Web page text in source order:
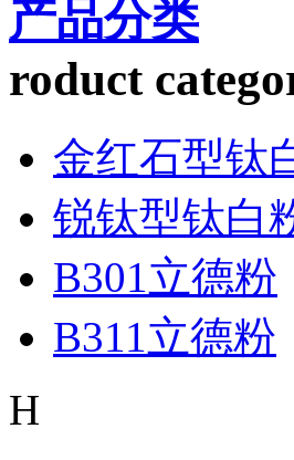
产品分类
roduct
金红石型钛
锐钛型钛白
B301立德粉
B311立德粉
H